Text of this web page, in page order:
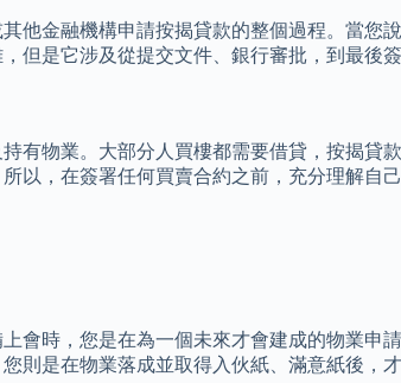
他金融機構申請按揭貸款的整個過程。當
但是它涉及從提交文件、銀行審批，到最後
有物業。大部分人買樓都需要借貸，按揭貸
以，在簽署任何買賣合約之前，充分理解
會時，您是在為一個未來才會建成的物業申
則是在物業落成並取得入伙紙、滿意紙後，